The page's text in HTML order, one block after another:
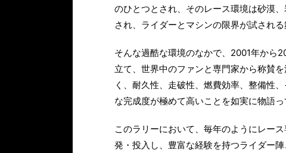
のひとつとされ、そのレース環境は砂漠
され、ライダーとマシンの限界が試される
そんな過酷な環境のなかで、2001年から
立て、世界中のファンと専門家から称賛
く、耐久性、走破性、燃費効率、整備性
な完成度が極めて高いことを如実に物語っ
このラリーにおいて、毎年のようにレー
発・投入し、豊富な経験を持つライダー